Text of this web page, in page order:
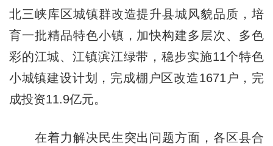
北三峡库区城镇群改造提升县城风貌品质，培
育一批精品特色小镇，加快构建多层次、多色
彩的江城、江镇滨江绿带，稳步实施11个特色
小城镇建设计划，完成棚户区改造1671户，完
成投资11.9亿元。
在着力解决民生突出问题方面，各区县合